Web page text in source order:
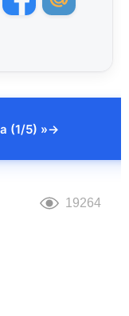
(1/5) »
19264